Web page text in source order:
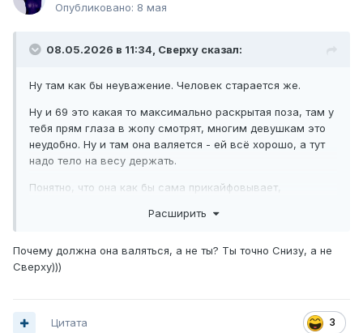
Опубликовано: 8 мая
08.05.2026 в 11:34, Сверху сказал:
Ну там как бы неуважение. Человек старается же.
Ну и 69 это какая то максимально раскрытая поза, там у
тебя прям глаза в жопу смотрят, многим девушкам это
неудобно. Ну и там она валяется - ей всё хорошо, а тут
надо тело на весу держать.
Понятно, что она как бы сама прикайфовывает,
Расширить
Почему должна она валяться, а не ты? Ты точно Снизу, а не
Сверху)))
3
Цитата